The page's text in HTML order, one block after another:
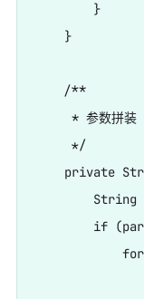
        }
    }
    /**
     * 参数拼装
     */
private
String
if